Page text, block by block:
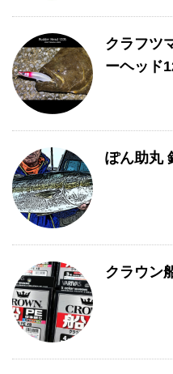
クラフツ
ーヘッド
ぽん助丸
クラウン